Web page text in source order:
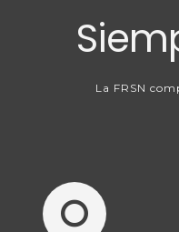
La FRSN